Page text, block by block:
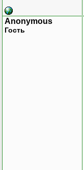
Anonymous
Гость